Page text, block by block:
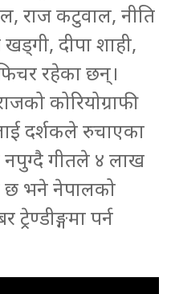
राज कटुवाल, नीति
दीपा शाही,
रहेका छन्।
कोरियोग्राफी
दर्शकले रुचाएका
नपुग्दै गीतले ४ लाख
छ भने नेपालको
पर्न